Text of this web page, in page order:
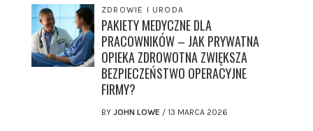
ZDROWIE I URODA
PAKIETY MEDYCZNE DLA
PRACOWNIKÓW – JAK PRYWATNA
OPIEKA ZDROWOTNA ZWIĘKSZA
BEZPIECZEŃSTWO OPERACYJNE
FIRMY?
BY JOHN LOWE / 13 MARCA 2026